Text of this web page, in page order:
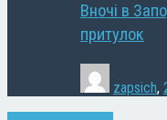
Вночі в
притулок
zapsich,